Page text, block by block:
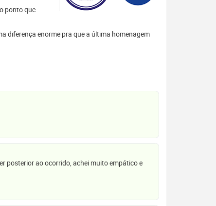
ponto que
diferença enorme pra que a última homenagem
posterior ao ocorrido, achei muito empático e